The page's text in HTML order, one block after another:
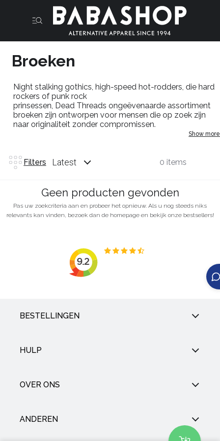
Broeken
Night stalkinggothics,high-speed hot-rodders, die hard
rockers of punk rock
prinsessen, Dead Threads ongeëvenaarde assortiment
broeken zijn ontworpen voor mensen die op zoek zijn
naar originaliteit zonder compromissen.
Show more
Filters Latest 0 items
Geen producten gevonden
Pas uw zoekcriteria aan en probeer het opnieuw. Als u nog steeds niks
relevants kan vinden, bezoek dan de homepage en bekijk onze bestsellers!
BESTELLINGEN
HULP
OVER ONS
ANDEREN